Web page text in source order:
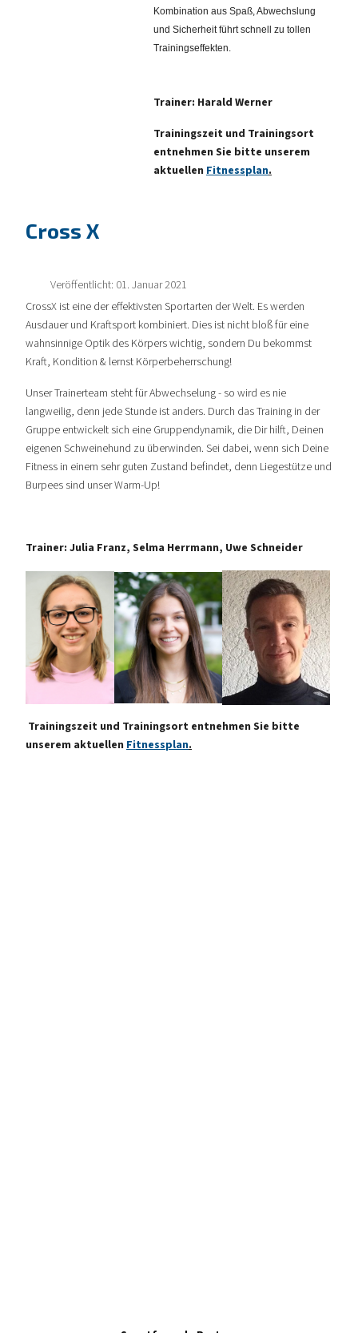
Kombination aus Spaß, Abwechslung
und Sicherheit führt schnell zu tollen
Trainingseffekten.
Trainer: Harald Werner
Trainingszeit und Trainingsort
entnehmen Sie bitte unserem
aktuellen Fitnessplan.
Cross X
Veröffentlicht: 01. Januar 2021
CrossX ist eine der effektivsten Sportarten der Welt. Es werden
Ausdauer und Kraftsport kombiniert. Dies ist nicht bloß für eine
wahnsinnige Optik des Körpers wichtig, sondern Du bekommst
Kraft, Kondition & lernst Körperbeherrschung!
Unser Trainerteam steht für Abwechselung - so wird es nie
langweilig, denn jede Stunde ist anders. Durch das Training in der
Gruppe entwickelt sich eine Gruppendynamik, die Dir hilft, Deinen
eigenen Schweinehund zu überwinden. Sei dabei, wenn sich Deine
Fitness in einem sehr guten Zustand befindet, denn Liegestütze und
Burpees sind unser Warm-Up!
Trainer: Julia Franz, Selma Herrmann, Uwe Schneider
Trainingszeit und Trainingsort entnehmen Sie bitte
unserem aktuellen Fitnessplan.